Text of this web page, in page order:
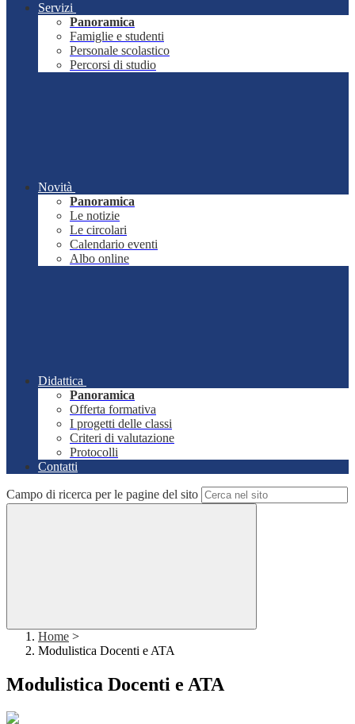
Servizi
Panoramica
Famiglie e studenti
Personale scolastico
Percorsi di studio
Novità
Panoramica
Le notizie
Le circolari
Calendario eventi
Albo online
Didattica
Panoramica
Offerta formativa
I progetti delle classi
Criteri di valutazione
Protocolli
Contatti
Campo di ricerca per le pagine del sito
Home >
Modulistica Docenti e ATA
Modulistica Docenti e ATA